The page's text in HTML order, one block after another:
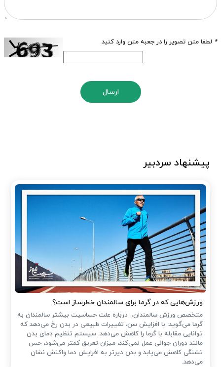
* لطفا متن تصویر را در جعبه متن وارد کنید
ارسال
پیشنهاد سردبیر
ورزش‌هایی که در گرما برای سالمندان خطرساز است؟
متخصص ورزش سالمندان، درباره علت حساسیت بیشتر سالمندان به
گرما می‌گوید: با افزایش سن، تغییرات طبیعی در بدن رخ می‌دهد که
توانایی مقابله با گرما را کاهش می‌دهد. سیستم تنظیم دمای بدن
مانند دوران جوانی عمل نمی‌کند، میزان تعریق کمتر می‌شود، حس
تشنگی کاهش می‌یابد و بدن دیرتر به افزایش دما واکنش نشان
می‌دهد.